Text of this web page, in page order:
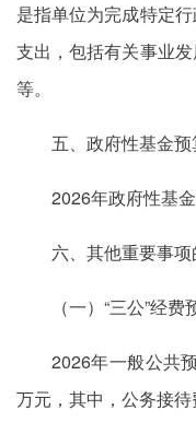
是指单位为完成特定
支出，包括有关事业
等。
五、政府性基金
2026年政府性基金
六、其他重要事
（一）“三公”经
2026年一般公共
万元，其中，公务接